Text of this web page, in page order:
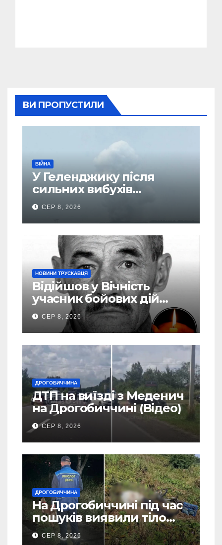
ВИ ПРОПУСТИЛИ
ВІЙНА
У Геленджику після
сильних вибухів
почалася масова
евакуація
СЕР 8, 2026
НОВИНИ ТРУСКАВЦЯ
Відійшов у Вічність
учасник бойових дій
Василь Іваникович зі
Станилі
СЕР 8, 2026
ДРОГОБИЧЧИНА
ДТП на виїзді з Меденич
на Дрогобиччині (Відео)
СЕР 8, 2026
ДРОГОБИЧЧИНА
На Дрогобиччині під час
пошуків виявили тіло
зниклого чоловіка (Фото)
СЕР 8, 2026